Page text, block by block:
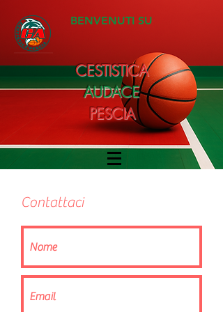
BENVENUTI SU
CESTISTICA
AUDACE
PESCIA
Contattaci